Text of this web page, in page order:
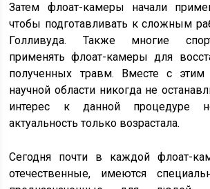
Затем флоат-камеры начали
чтобы подготавливать к сложным
Голливуда. Также многие
применять флоат-камеры для
полученных травм. Вместе с этим
научной области никогда не
интерес к данной процедуре
актуальность только возрастала.
Сегодня почти в каждой флоат-
отечественные, имеются